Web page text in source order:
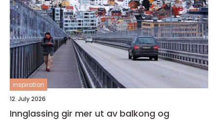
inspiration
12. July 2026
Innglassing gir mer ut av balkong og